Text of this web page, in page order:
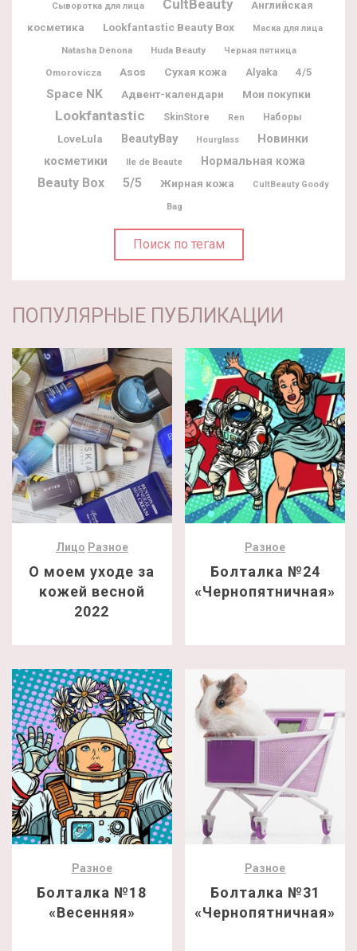
Сыворотка для лица CultBeauty
Английская
косметика
Lookfantastic Beauty Box Маска для лица
Natasha Denona Huda Beauty Черная пятница
Omorovicza Asos Сухая кожа Alyaka 4/5
Space NK Адвент-календари Мои покупки
Lookfantastic SkinStore Ren Наборы
LoveLula BeautyBay Hourglass
Новинки
косметики
Ile de Beaute Нормальная кожа
Beauty Box 5/5 Жирная кожа CultBeauty Goody
Bag
Поиск по тегам
ПОПУЛЯРНЫЕ ПУБЛИКАЦИИ
Лицо Разное
О моем уходе за
кожей весной
2022
Разное
Болталка №24
«Чернопятничная»
Разное
Болталка №18
«Весенняя»
Разное
Болталка №31
«Чернопятничная»